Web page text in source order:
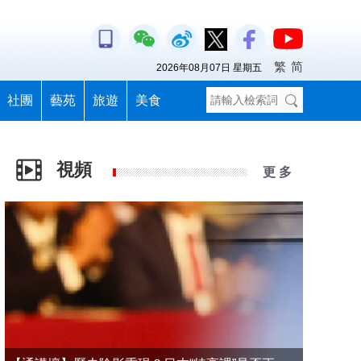
社團 藝苑 旅遊 美食
2026年08月07日 星期五 繁 简
視頻 更 多